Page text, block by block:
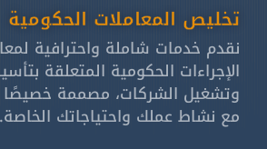
تخليص المعاملات الحكومية
نقدم خدمات شاملة واحترافية
الإجراءات الحكومية المتعلقة
وتشغيل الشركات، مصممة خصيصًا
مع نشاط عملك واحتياجاتك الخاصة.